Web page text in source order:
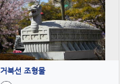
거북선 조형물